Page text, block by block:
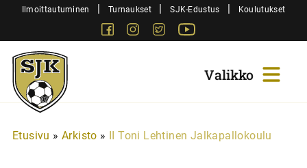
SiirryIlmoittautuminen | Turnaukset | SJK-Edustus | Koulutukset
FacebookInstagram
Twitter
Sjk-
Juniorit
Etusivu » Arkisto » II Toni Lehtinen Jalkapallokoulu